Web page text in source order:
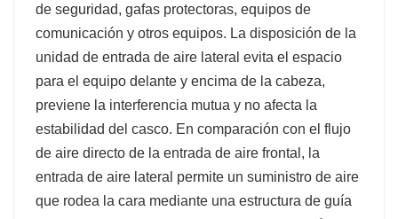
de seguridad, gafas protectoras, equipos de
comunicación y otros equipos. La disposición de la
unidad de entrada de aire lateral evita el espacio
para el equipo delante y encima de la cabeza,
previene la interferencia mutua y no afecta la
estabilidad del casco. En comparación con el flujo
de aire directo de la entrada de aire frontal, la
entrada de aire lateral permite un suministro de aire
que rodea la cara mediante una estructura de guía